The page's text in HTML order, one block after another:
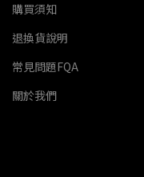
購買須知
退換貨說明
常見問題FQA
關於我們